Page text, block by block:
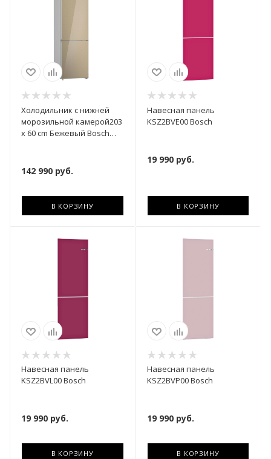
Холодильник с нижней
морозильной камерой203
x 60 cm Бежевый Bosch
142 990 руб.
В КОРЗИНУ
Навесная панель
KSZ2BVE00 Bosch
19 990руб.
В КОРЗИНУ
Навесная панель
KSZ2BVL00 Bosch
19 990 руб.
В КОРЗИНУ
Навесная панель
KSZ2BVP00 Bosch
19 990руб.
В КОРЗИНУ